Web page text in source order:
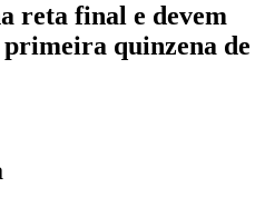
reta final e devem
quinzena de